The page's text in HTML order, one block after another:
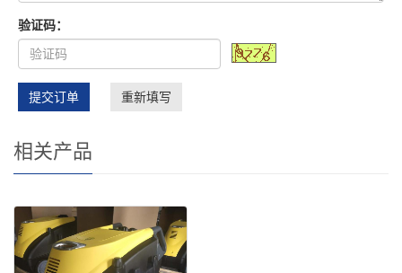
验证码：
提交订单 重新填写
相关产品